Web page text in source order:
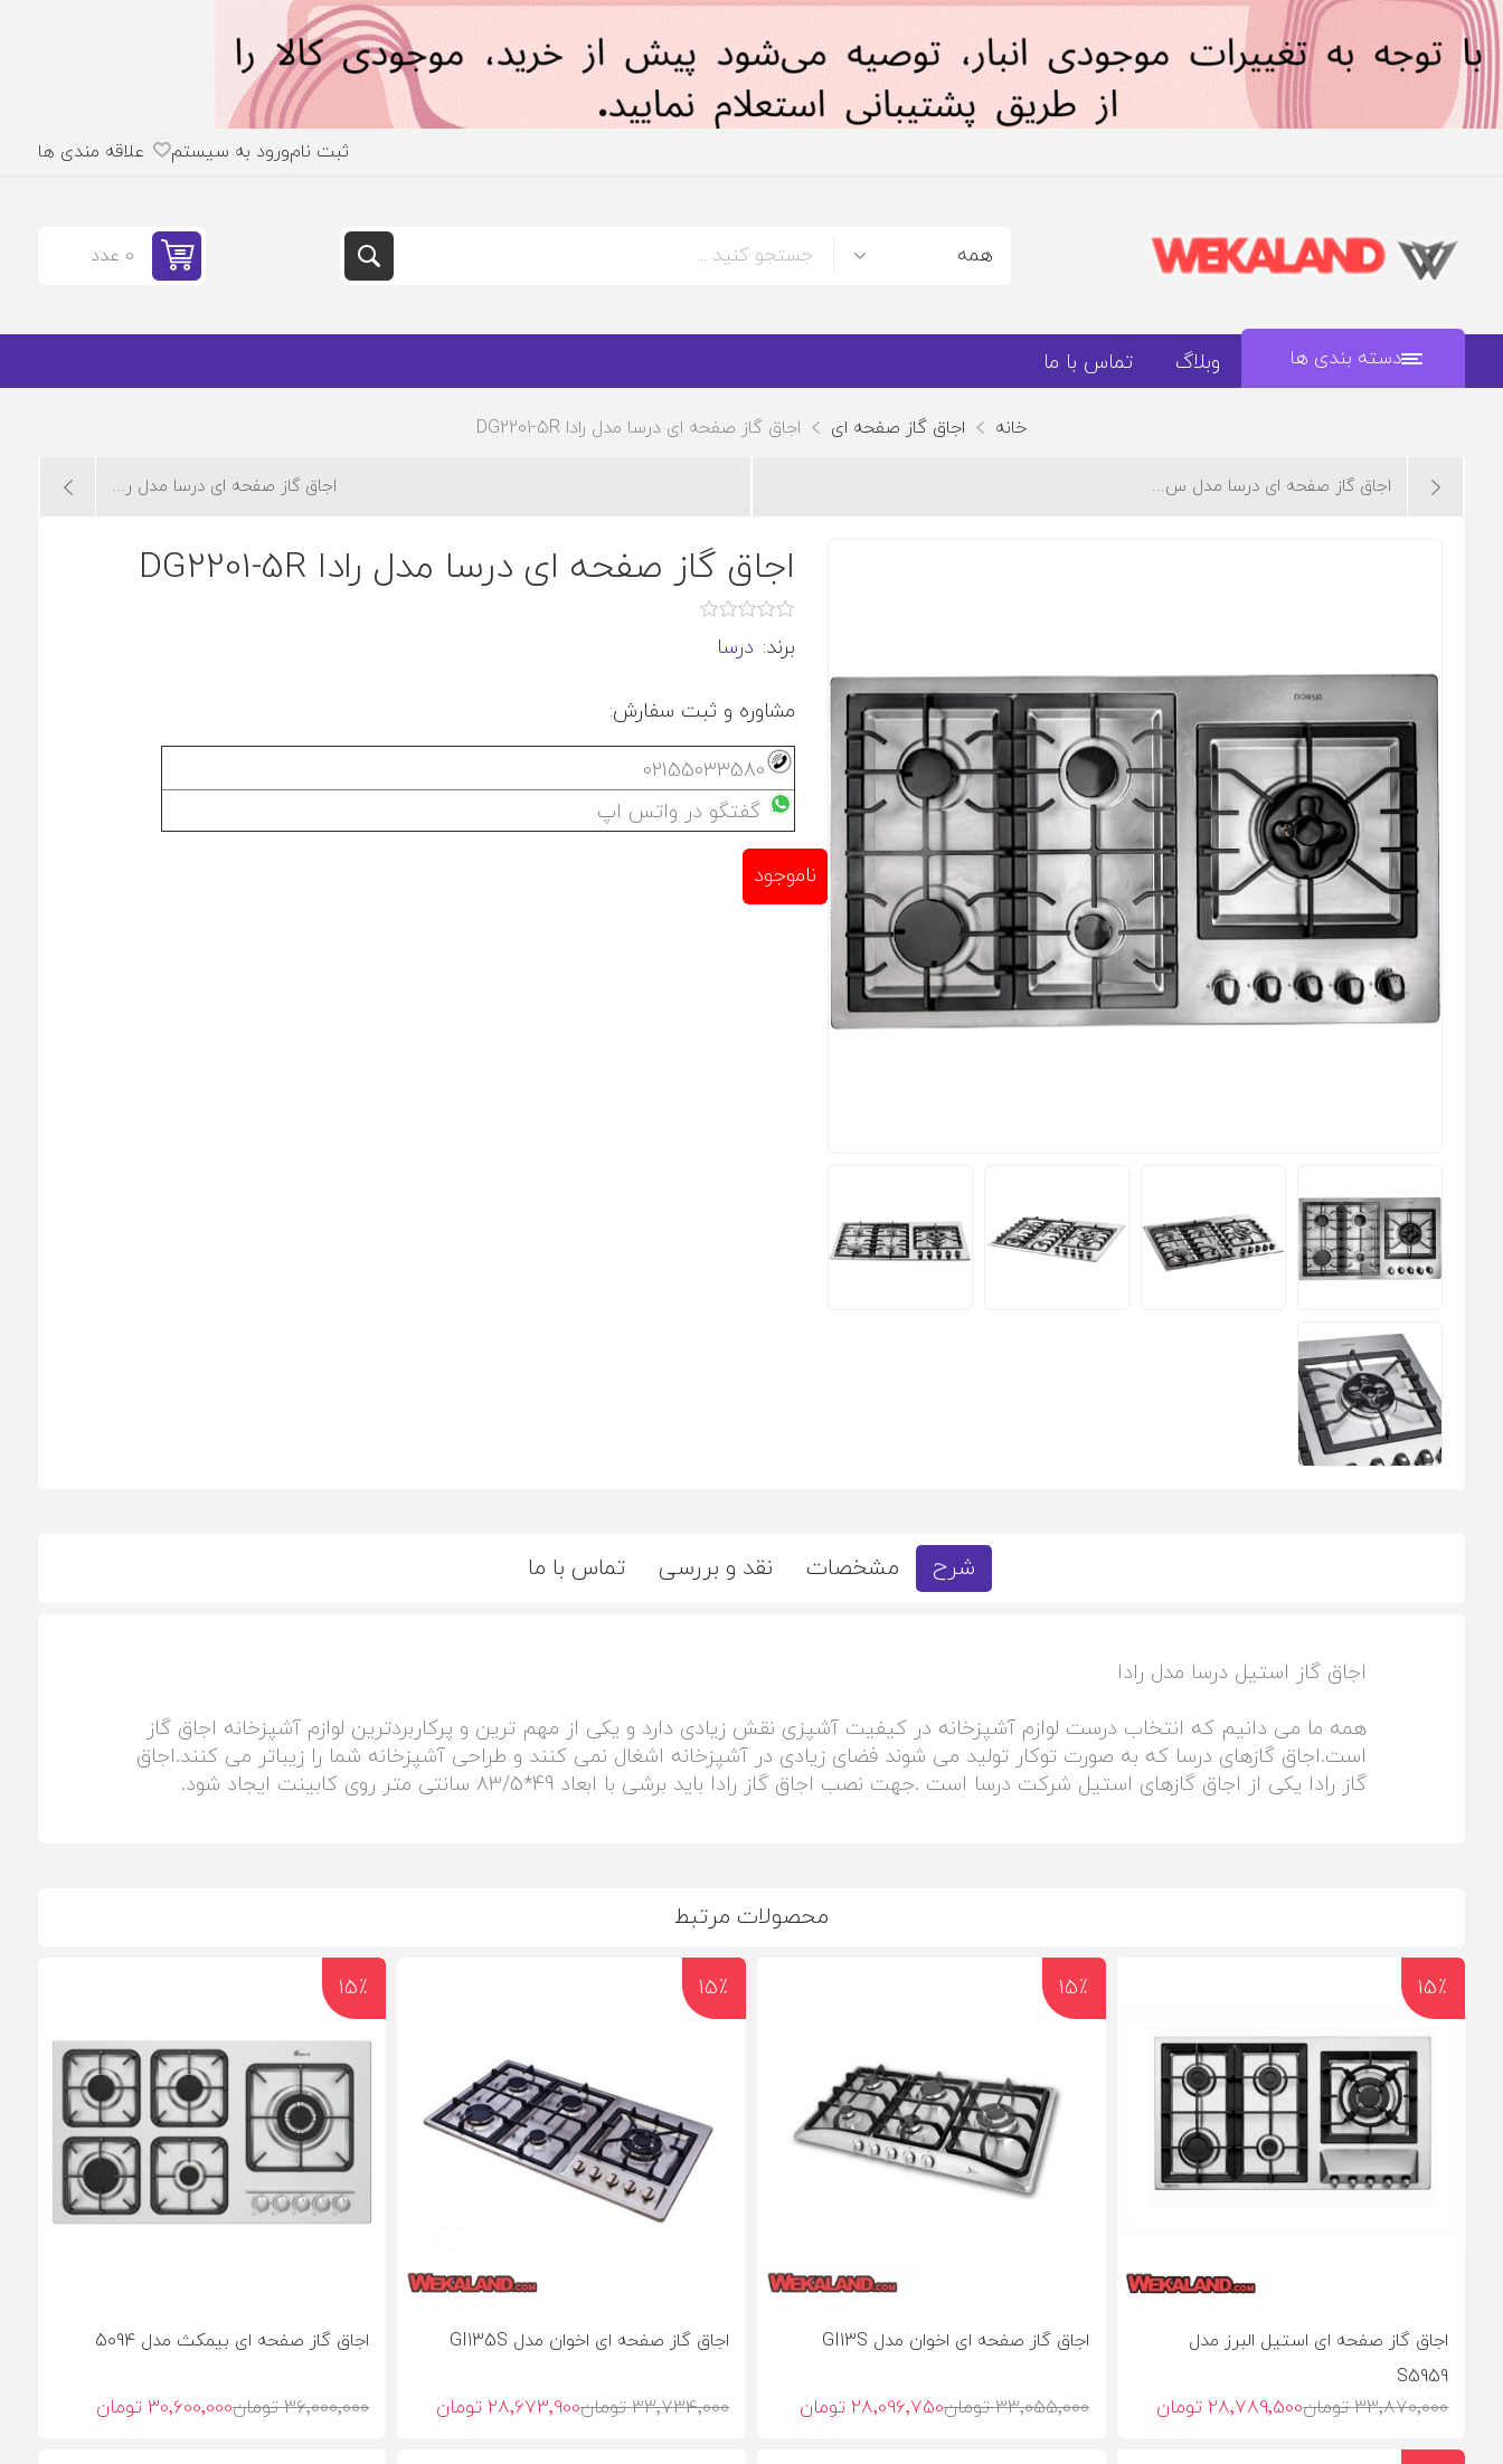
ثبت نامورود به سیستم علاقه مندی ها
0 عدد
دسته بندی ها وبلاگ تماس با ما
خانه اجاق گاز صفحه ای اجاق گاز صفحه ای درسا مدل رادا DG2201-5R
اجاق گاز صفحه ای درسا مدل س... اجاق گاز صفحه ای درسا مدل ر...
اجاق گاز صفحه ای درسا مدل رادا DG2201-5R
برند: درسا
مشاوره و ثبت سفارش:
02155033580
گفتگو در واتس اپ
ناموجود
شرح مشخصات نقد و بررسی تماس با ما
اجاق گاز استیل درسا مدل رادا
همه ما می دانیم که انتخاب درست لوازم آشپزخانه در کیفیت آشپزی نقش زیادی دارد و یکی از مهم ترین و پرکاربردترین لوازم آشپزخانه اجاق گاز
است.اجاق گازهای درسا که به صورت توکار تولید می شوند فضای زیادی در آشپزخانه اشغال نمی کنند و طراحی آشپزخانه شما را زیباتر می کنند.اجاق
گاز رادا یکی از اجاق گازهای استیل شرکت درسا است .جهت نصب اجاق گاز رادا باید برشی با ابعاد 49*83/5 سانتی متر روی کابینت ایجاد شود.
محصولات مرتبط
15٪
اجاق گاز صفحه ای استیل البرز مدل
S5959
33٬870٬000 تومان 28٬789٬500 تومان
15٪
اجاق گاز صفحه ای اخوان مدل GI13S
33٬055٬000 تومان 28٬096٬750 تومان
15٪
اجاق گاز صفحه ای اخوان مدل GI135S
33٬734٬000 تومان 28٬673٬900 تومان
15٪
اجاق گاز صفحه ای بیمکث مدل 5094
36٬000٬000 تومان 30٬600٬000 تومان